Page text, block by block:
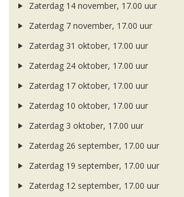
Zaterdag 14 november, 17.00 uur
Zaterdag 7 november, 17.00 uur
Zaterdag 31 oktober, 17.00 uur
Zaterdag 24 oktober, 17.00 uur
Zaterdag 17 oktober, 17.00 uur
Zaterdag 10 oktober, 17.00 uur
Zaterdag 3 oktober, 17.00 uur
Zaterdag 26 september, 17.00 uur
Zaterdag 19 september, 17.00 uur
Zaterdag 12 september, 17.00 uur